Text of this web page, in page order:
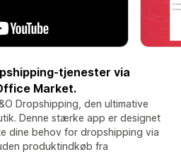
tjenester via
Market.
Dropshipping, den ultimative
Denne stærke app er designet
dine behov for dropshipping via
produktindkøb fra